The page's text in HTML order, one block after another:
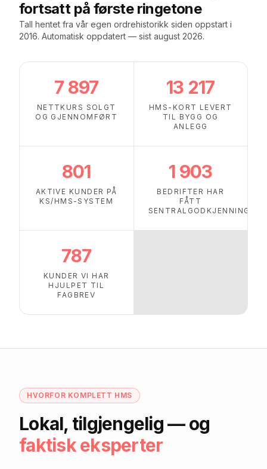
fortsatt på første ringetone
Tall hentet fra vår egen ordrehistorikk siden oppstart i
2016. Automatisk oppdatert — sist august 2026.
7 897
NETTKURS SOLGT
OG GJENNOMFØRT
13 217
HMS-KORT LEVERT
TIL BYGG OG
ANLEGG
801
AKTIVE KUNDER PÅ
KS/HMS-SYSTEM
1 903
BEDRIFTER HAR
FÅTT
SENTRALGODKJENNING
787
KUNDER VI HAR
HJULPET TIL
FAGBREV
HVORFOR KOMPLETT HMS
Lokal, tilgjengelig — og
faktisk eksperter